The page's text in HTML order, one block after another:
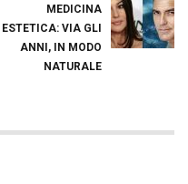
MEDICINA
ESTETICA: VIA GLI
ANNI, IN MODO
NATURALE